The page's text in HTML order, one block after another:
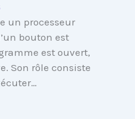
un processeur
bouton est
est ouvert,
Son rôle consiste